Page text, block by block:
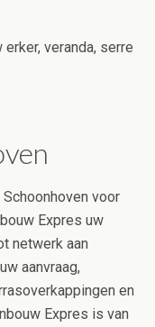
erker, veranda, serre
voor
Expres uw
netwerk aan
aanvraag,
en
Expres is van